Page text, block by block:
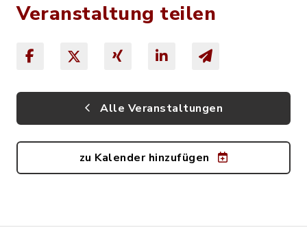
Veranstaltung teilen
Alle Veranstaltungen
zu Kalender hinzufügen